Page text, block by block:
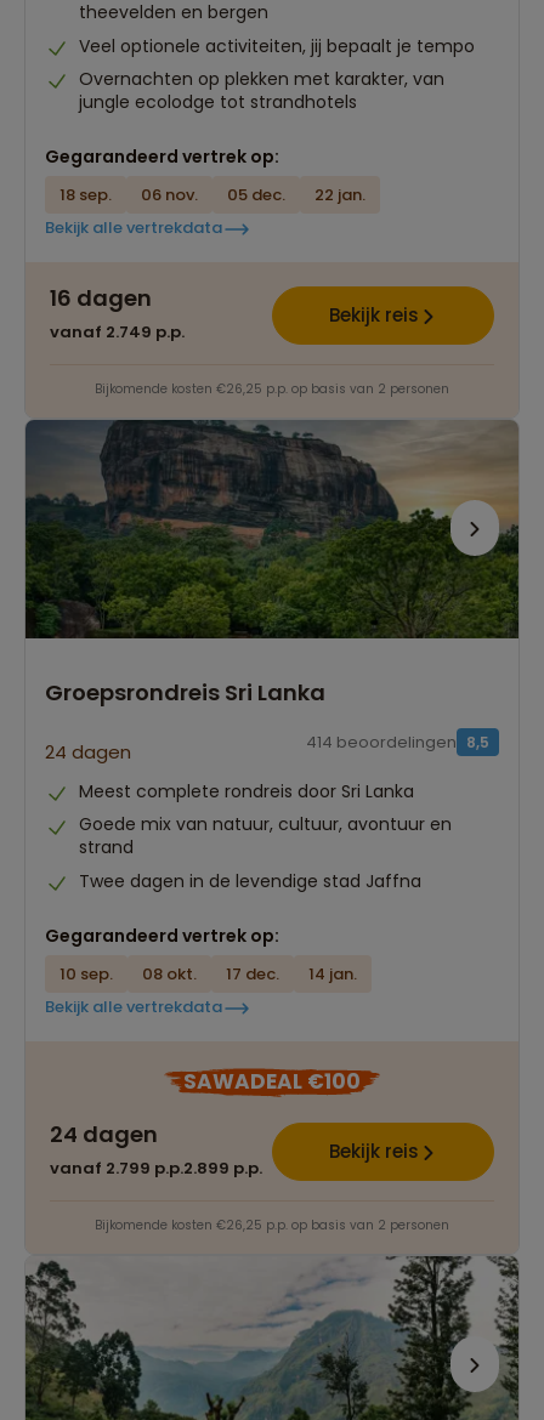
theevelden en bergen
Veel optionele activiteiten, jij bepaalt je tempo
Overnachten op plekken met karakter, van
jungle ecolodge tot strandhotels
Gegarandeerd vertrek op:
18 sep. 06 nov. 05 dec.
22 jan.
Bekijk alle vertrekdata
16 dagen
vanaf 2.749 p.p.
Bekijk reis
Bijkomende kosten €26,25 p.p. op basis van 2 personen
Groepsrondreis Sri Lanka
24 dagen 8,5
414 beoordelingen
Meest complete rondreis door Sri Lanka
Goede mix van natuur, cultuur, avontuur en
strand
Twee dagen in de levendige stad Jaffna
Gegarandeerd vertrek op:
10 sep. 08 okt. 17 dec.
14 jan.
Bekijk alle vertrekdata
SAWADEAL €100
24 dagen
vanaf 2.799 p.p.2.899 p.p.
Bekijk reis
Bijkomende kosten €26,25 p.p. op basis van 2 personen